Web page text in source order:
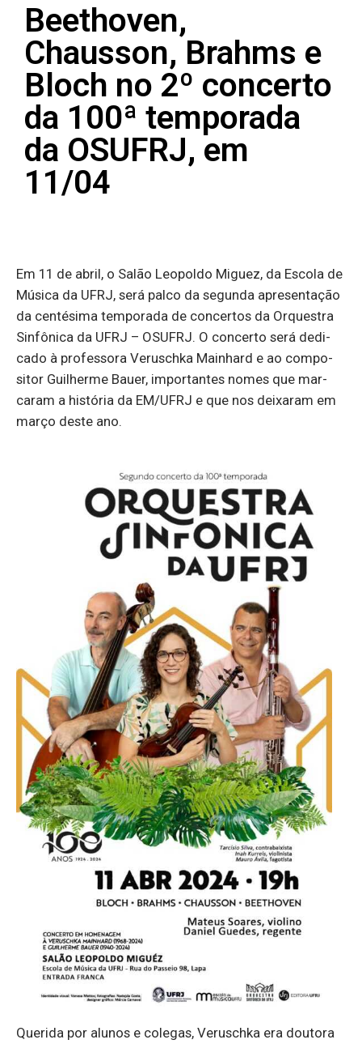
Beethoven,
Chausson, Brahms e
Bloch no 2º concerto
da 100ª temporada
da OSUFRJ, em
11/04
Em 11 de abril, o Salão Le­o­poldo Mi­guez, da Es­cola de
Mú­sica da UFRJ, será palco da se­gunda apre­sen­tação
da cen­té­sima tem­po­rada de con­certos da Or­questra
Sinfô­nica da UFRJ – OSUFRJ. O con­certo será de­di­
cado à pro­fes­sora Ve­rus­chka Mai­nhard e ao com­po­
sitor Gui­lherme Bauer, im­por­tantes nomes que mar­
caram a his­tória da EM/UFRJ e que nos dei­xaram em
março deste ano.
Que­rida por alunos e co­legas, Ve­rus­chka era dou­tora